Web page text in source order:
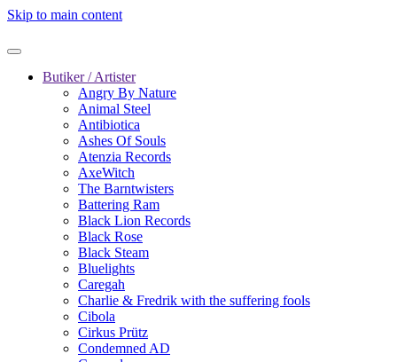
Skip to main content
Butiker / Artister
Angry By Nature
Animal Steel
Antibiotica
Ashes Of Souls
Atenzia Records
AxeWitch
The Barntwisters
Battering Ram
Black Lion Records
Black Rose
Black Steam
Bluelights
Caregah
Charlie & Fredrik with the suffering fools
Cibola
Cirkus Prütz
Condemned AD